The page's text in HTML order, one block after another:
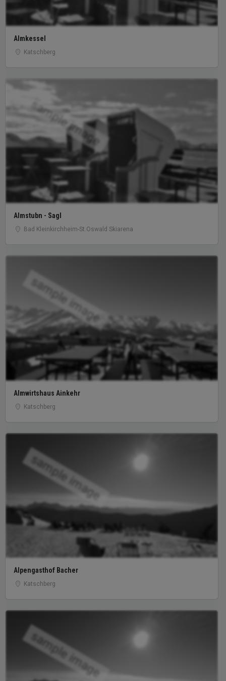
Almkessel
Katschberg
sample image
Almstubn - Sagl
Bad Kleinkirchheim-St.Oswald Skiarena
sample image
Almwirtshaus Ainkehr
Katschberg
sample image
Alpengasthof Bacher
Katschberg
sample image